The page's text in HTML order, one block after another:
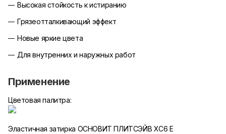
Высокая стойкость к истиранию
Грязеотталкивающий эффект
Новые яркие цвета
Для внутренних и наружных работ
Применение
Цветовая палитра:
Эластичная затирка ОСНОВИТ ПЛИТСЭЙВ ХС6 Е